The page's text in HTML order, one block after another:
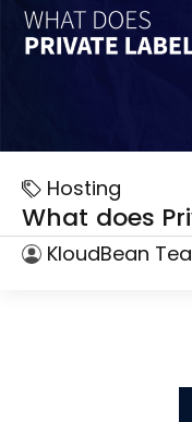
Hosting
What does
KloudBean